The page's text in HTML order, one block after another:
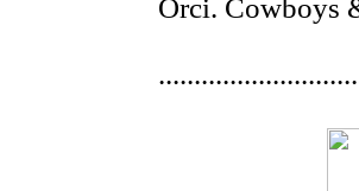
Orci. Cowboys